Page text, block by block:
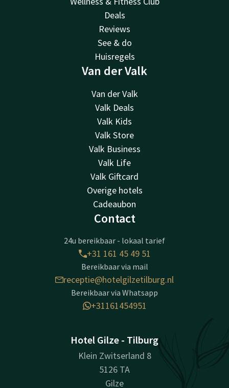
Deals
Reviews
See & do
Huisregels
Van der Valk
Van der Valk
Valk Deals
Valk Kids
Valk Store
Valk Business
Valk Life
Valk Giftcard
Overige hotels
Cadeaubon
Contact
24u bereikbaar - lokaal tarief
+31 161 45 49 51
Bereikbaar via mail
receptie@hotelgilzetilburg.nl
Bereikbaar via Whatsapp
+31161454951
Hotel Gilze - Tilburg
Klein Zwitserland 8
5126 TA
Gilze